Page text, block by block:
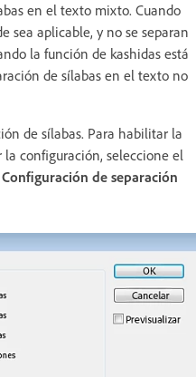
en el texto mixto. Cuando
sea aplicable, y no se separan
la función de kashidas está
de sílabas en el texto no
de sílabas. Para habilitar la
la configuración, seleccione el
Configuración de separación